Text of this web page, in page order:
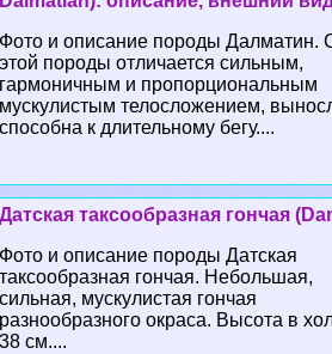
Фото и описание породы Далматин.
этой породы отличается сильным,
гармоничным и пропорциональным
мускулистым телосложением,
способна к длительному бегу....
Датская таксообразная гончая
Фото и описание породы Датская
таксообразная гончая. Небольшая,
сильная, мускулистая гончая
разнообразного окраса. Высота в
38 см....